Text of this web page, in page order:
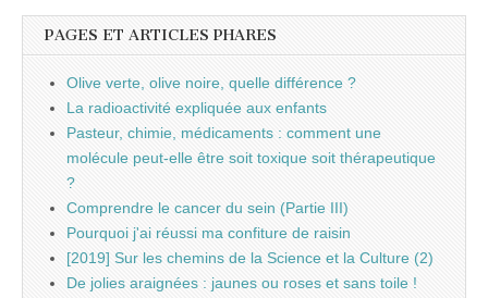
PAGES ET ARTICLES PHARES
Olive verte, olive noire, quelle différence ?
La radioactivité expliquée aux enfants
Pasteur, chimie, médicaments : comment une
molécule peut-elle être soit toxique soit thérapeutique
?
Comprendre le cancer du sein (Partie III)
Pourquoi j'ai réussi ma confiture de raisin
[2019] Sur les chemins de la Science et la Culture (2)
De jolies araignées : jaunes ou roses et sans toile !